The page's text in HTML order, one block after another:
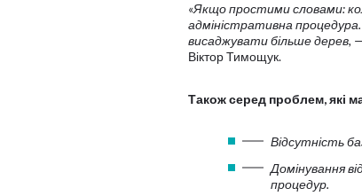
«Якщо простими словами:
адміністративна
висаджувати більше дерев,
Віктор Тимощук.
Також серед проблем, які
Відсутність
Домінування
процедур.